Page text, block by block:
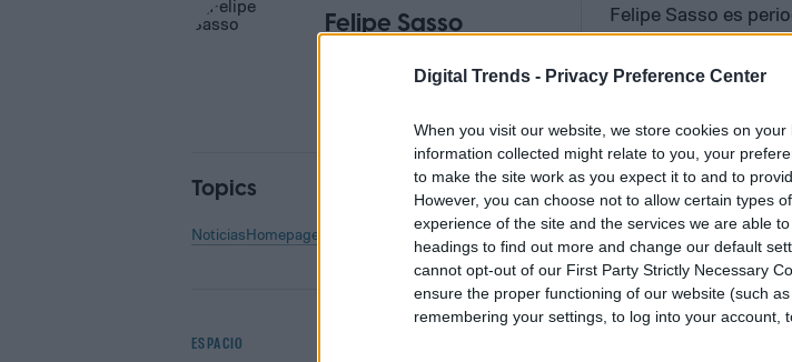
Digital Trends - Privacy Preference Center
When you visit our website, we store cookies on
information collected might relate to you, your
to make the site work as you expect it to and to
However, you can choose not to allow certain types
experience of the site and the services we are able
headings to find out more and change our default
cannot opt-out of our First Party Strictly Necessary
ensure the proper functioning of our website (such
remembering your settings, to log into your account,
Felipe Sasso
Felipe Sasso es
escritor. Desde
manifestó una
inquietud hacia la
Topics
NoticiasHomepage
ESPACIO